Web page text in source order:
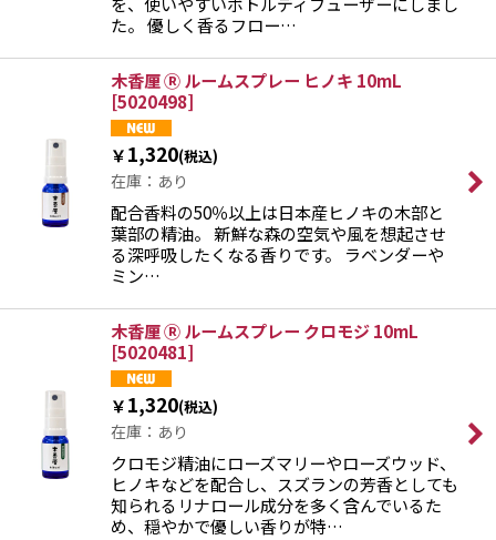
た。 優しく香るフロー…
木香厘 Ⓡ ルームスプレー ヒノキ 10mL
[5020498]
￥1,320(税込)
在庫：あり
配合香料の50％以上は日本産ヒノキの木部と
葉部の精油。 新鮮な森の空気や風を想起させ
る深呼吸したくなる香りです。 ラベンダーや
ミン…
木香厘 Ⓡ ルームスプレー クロモジ 10mL
[5020481]
￥1,320(税込)
在庫：あり
クロモジ精油にローズマリーやローズウッド、
ヒノキなどを配合し、スズランの芳香としても
知られるリナロール成分を多く含んでいるた
め、穏やかで優しい香りが特…